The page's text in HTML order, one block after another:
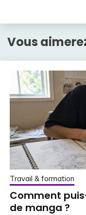
Vous
Travail & formation
Comment
de manga ?